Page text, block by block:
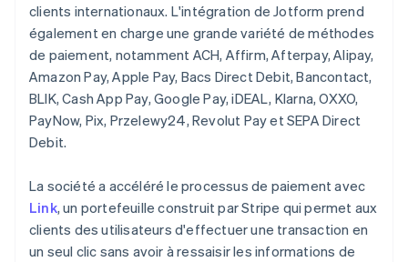
clients internationaux. L'intégration de Jotform prend
également en charge une grande variété de méthodes
de paiement, notamment ACH, Affirm, Afterpay, Alipay,
Amazon Pay, Apple Pay, Bacs Direct Debit, Bancontact,
BLIK, Cash App Pay, Google Pay, iDEAL, Klarna, OXXO,
PayNow, Pix, Przelewy24, Revolut Pay et SEPA Direct
Debit.
La société a accéléré le processus de paiement avec
Link, un portefeuille construit par Stripe qui permet aux
clients des utilisateurs d'effectuer une transaction en
un seul clic sans avoir à ressaisir les informations de